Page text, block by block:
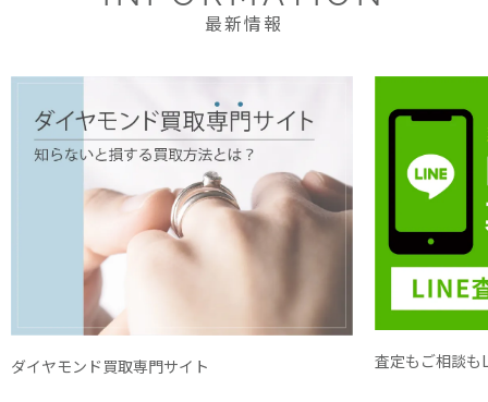
最新情報
ダイヤモンド買取専門サイト 査定もご相談も